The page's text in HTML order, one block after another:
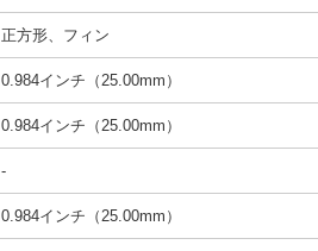
正方形、フィン
0.984インチ（25.00mm）
0.984インチ（25.00mm）
-
0.984インチ（25.00mm）